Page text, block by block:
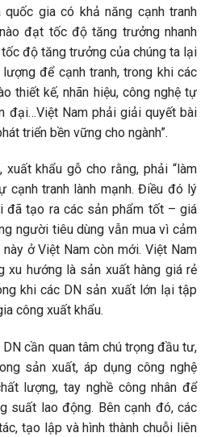
quốc gia có khả năng cạnh tranh
đạt tốc độ tăng trưởng nhanh
độ tăng trưởng của chúng ta lại
để cạnh tranh, trong khi các
thiết kế, nhãn hiệu, công nghệ tự
đại…Việt Nam phải giải quyết bài
triển bền vững cho ngành”.
khẩu gỗ cho rằng, phải “làm
cạnh tranh lành mạnh. Điều đó lý
đã tạo ra các sản phẩm tốt – giá
người tiêu dùng vẫn mua vì cảm
ở Việt Nam còn mới. Việt Nam
xu hướng là sản xuất hàng giá rẻ
khi các DN sản xuất lớn lại tập
công xuất khẩu.
cần quan tâm chú trọng đầu tư,
sản xuất, áp dụng công nghệ
lượng, tay nghề công nhân để
suất lao động. Bên cạnh đó, các
tạo lập và hình thành chuỗi liên